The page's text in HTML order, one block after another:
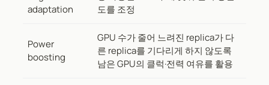
adaptation
도를 조정
Power
boosting
GPU 수가 줄어 느려진 replica가 다
른 replica를 기다리게 하지 않도록
남은 GPU의 클럭·전력 여유를 활용